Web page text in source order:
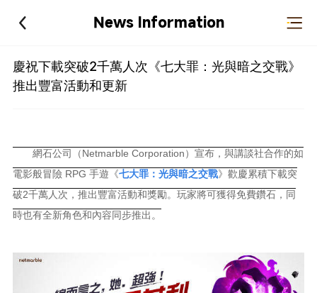
News Information
慶祝下載突破2千萬人次《七大罪：光與暗之交戰》
推出豐富活動和更新
網石公司（Netmarble Corporation）宣布，與講談社合作的如
電影般冒險 RPG 手遊《七大罪：光與暗之交戰》歡慶累積下載突
破2千萬人次，推出豐富活動和獎勵。玩家將可獲得免費鑽石，同
時也有全新角色和內容同步推出。